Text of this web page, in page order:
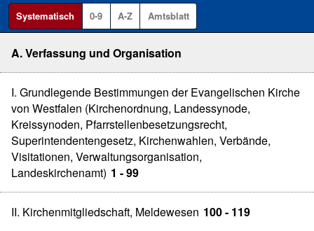
Systematisch 0-9 A-Z Amtsblatt
A. Verfassung und Organisation
I. Grundlegende Bestimmungen der Evangelischen Kirche
von Westfalen (Kirchenordnung, Landessynode,
Kreissynoden, Pfarrstellenbesetzungsrecht,
Superintendentengesetz, Kirchenwahlen, Verbände,
Visitationen, Verwaltungsorganisation,
Landeskirchenamt) 1 - 99
II. Kirchenmitgliedschaft, Meldewesen 100 - 119